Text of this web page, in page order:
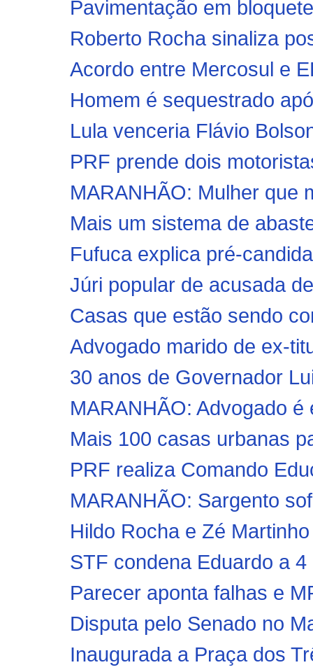
Pavimentação em
Roberto Rocha sinaliza
Acordo entre Mercosul e
Homem é sequestrado
Lula venceria Flávio
PRF prende dois
MARANHÃO: Mulher que
Mais um sistema de
Fufuca explica pré-
Júri popular de acusada
Casas que estão sendo
Advogado marido de ex-
30 anos de Governador
MARANHÃO: Advogado
Mais 100 casas urbanas
PRF realiza Comando
MARANHÃO: Sargento
Hildo Rocha e Zé
STF condena Eduardo a
Parecer aponta falhas e
Disputa pelo Senado no
Inaugurada a Praça dos